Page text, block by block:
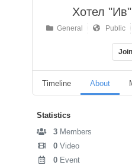
Хотел
General Public
Join
Timeline About
Statistics
3 Members
0 Video
0 Event